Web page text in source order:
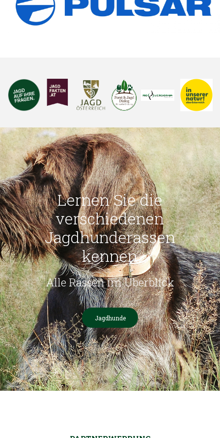
Lernen Sie die
verschiedenen
Jagdhunderassen
kennen
Alle Rassen im Überblick
Jagdhunde